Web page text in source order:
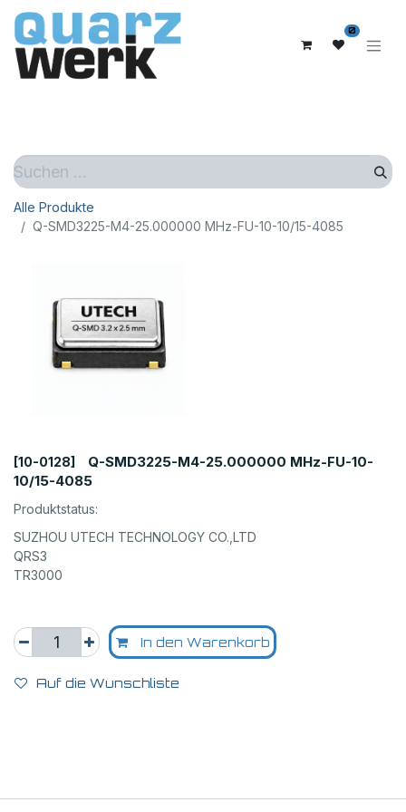
0
Alle Produkte
Q-SMD3225-M4-25.000000 MHz-FU-10-10/15-4085
[10-0128]
Q-SMD3225-M4-25.000000 MHz-FU-10-
10/15-4085
Produktstatus:
SUZHOU UTECH TECHNOLOGY CO.,LTD
QRS3
TR3000
In den Warenkorb
Auf die Wunschliste